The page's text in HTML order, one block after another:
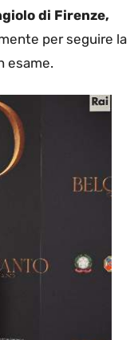
di Firenze,
per seguire la
esame.